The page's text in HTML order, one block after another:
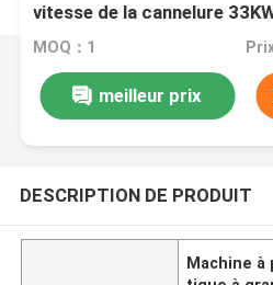
vitesse de la cannelure
1500x1500mm
MOQ：1
meilleur prix
DESCRIPTION DE PRODUIT
Machine à